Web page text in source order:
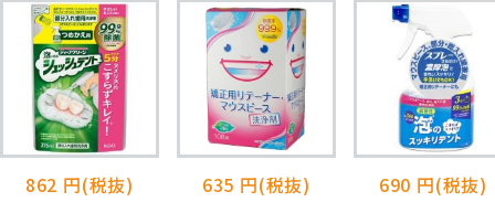
862 円(税抜) 635 円(税抜) 690 円(税抜)